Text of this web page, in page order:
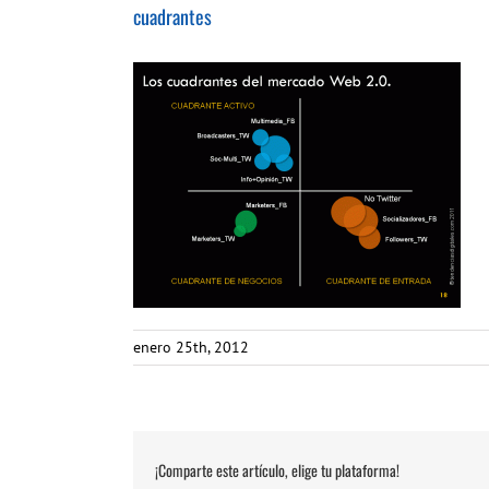
cuadrantes
enero 25th, 2012
¡Comparte este artículo, elige tu plataforma!